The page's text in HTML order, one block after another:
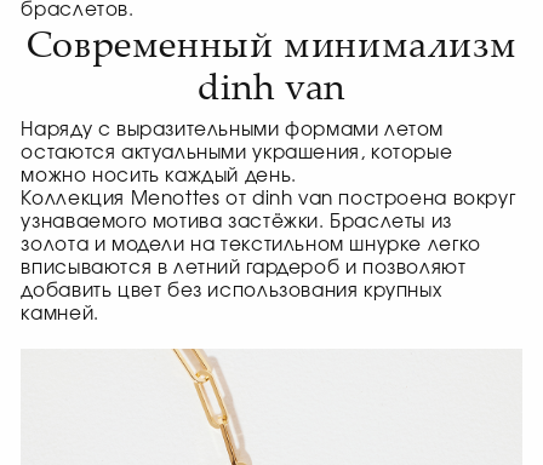
браслетов.
Современный минимализм
dinh van
Наряду с выразительными формами летом
остаются актуальными украшения, которые
можно носить каждый день.
Коллекция Menottes от dinh van построена вокруг
узнаваемого мотива застёжки. Браслеты из
золота и модели на текстильном шнурке легко
вписываются в летний гардероб и позволяют
добавить цвет без использования крупных
камней.